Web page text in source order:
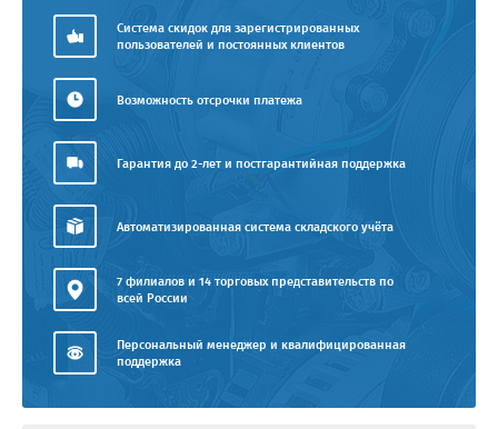
Система скидок для зарегистрированных
пользователей и постоянных клиентов
Возможность отсрочки платежа
Гарантия до 2-лет и постгарантийная поддержка
Автоматизированная система складского учёта
7 филиалов и 14 торговых представительств по
всей России
Персональный менеджер и квалифицированная
поддержка